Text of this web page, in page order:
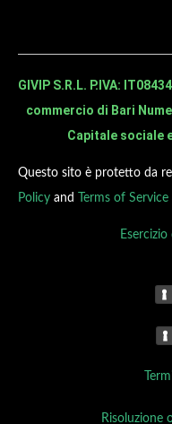
GIVIP S.R.L. P.IVA:
commercio di Bari
Capitale sociale
Questo sito è protetto da
Policy and Terms of Service
Risoluzione